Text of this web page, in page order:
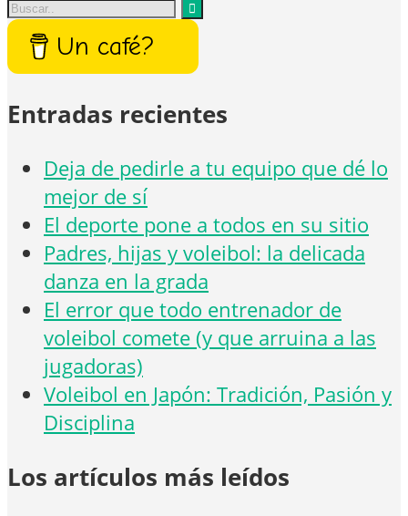
Un café?
Entradas recientes
Deja de pedirle a tu equipo que dé lo
mejor de sí
El deporte pone a todos en su sitio
Padres, hijas y voleibol: la delicada
danza en la grada
El error que todo entrenador de
voleibol comete (y que arruina a las
jugadoras)
Voleibol en Japón: Tradición, Pasión y
Disciplina
Los artículos más leídos